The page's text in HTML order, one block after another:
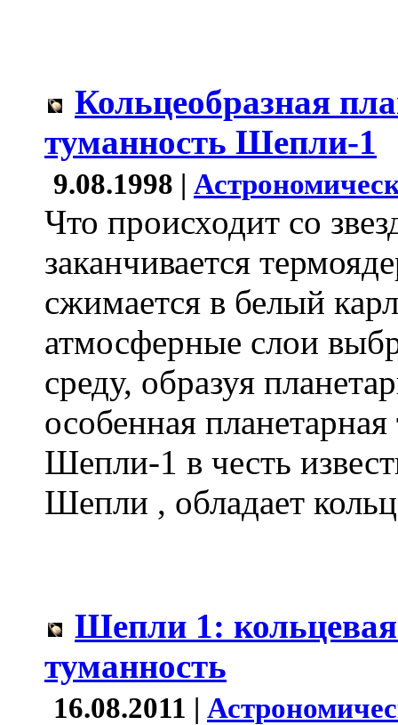
Кольцеобразная
туманность Шепли-1
9.08.1998 |
Что происходит со
заканчивается
сжимается в белый
атмосферные слои
среду, образуя
особенная
Шепли-1 в честь
Шепли , обладает
Шепли 1:
туманность
16.08.2011 |